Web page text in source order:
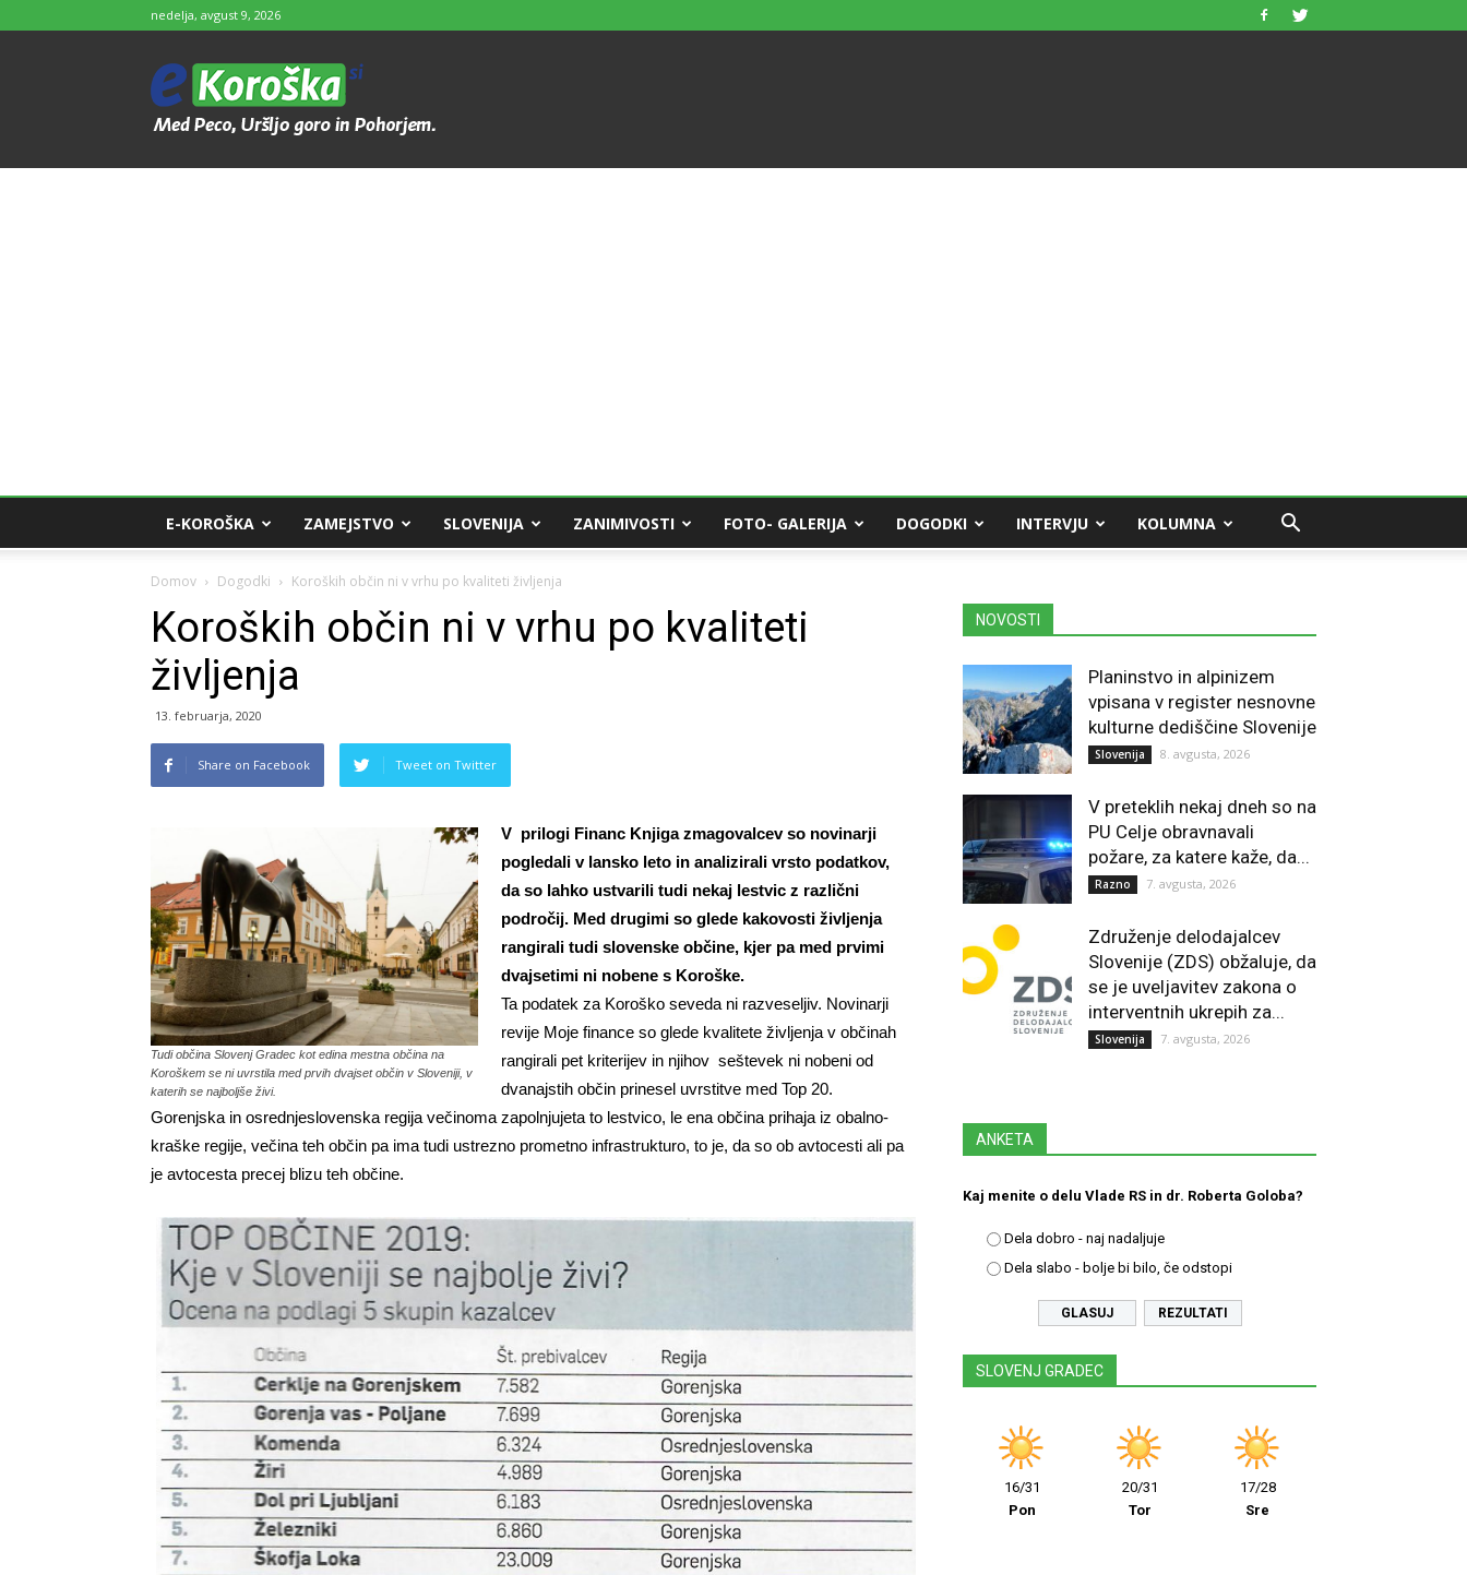
nedelja, avgust 9, 2026
e-
Koroška
E-KOROŠKA ZAMEJSTVO SLOVENIJA ZANIMIVOSTI FOTO- GALERIJA DOGODKI INTERVJU KOLUMNA
Domov Dogodki Koroških občin ni v vrhu po kvaliteti življenja
Koroških občin ni v vrhu po kvaliteti
življenja
13. februarja, 2020
Share on Facebook Tweet on Twitter
Tudi občina Slovenj Gradec kot edina mestna občina na
Koroškem se ni uvrstila med prvih dvajset občin v Sloveniji, v
katerih se najboljše živi.
V prilogi Financ Knjiga zmagovalcev so novinarji
pogledali v lansko leto in analizirali vrsto podatkov,
da so lahko ustvarili tudi nekaj lestvic z različni
področij. Med drugimi so glede kakovosti življenja
rangirali tudi slovenske občine, kjer pa med prvimi
dvajsetimi ni nobene s Koroške.
Ta podatek za Koroško seveda ni razveseljiv. Novinarji
revije Moje finance so glede kvalitete življenja v občinah
rangirali pet kriterijev in njihov seštevek ni nobeni od
dvanajstih občin prinesel uvrstitve med Top 20.
Gorenjska in osrednjeslovenska regija večinoma zapolnjujeta to lestvico, le ena občina prihaja iz obalno-
kraške regije, večina teh občin pa ima tudi ustrezno prometno infrastrukturo, to je, da so ob avtocesti ali pa
je avtocesta precej blizu teh občine.
NOVOSTI
Planinstvo in alpinizem
vpisana v register nesnovne
kulturne dediščine Slovenije
Slovenija 8. avgusta, 2026
V preteklih nekaj dneh so na
PU Celje obravnavali
požare, za katere kaže, da...
Razno 7. avgusta, 2026
Združenje delodajalcev
Slovenije (ZDS) obžaluje, da
se je uveljavitev zakona o
interventnih ukrepih za...
Slovenija 7. avgusta, 2026
ANKETA
Kaj menite o delu Vlade RS in dr. Roberta Goloba?
Dela dobro - naj nadaljuje
Dela slabo - bolje bi bilo, če odstopi
REZULTATI
SLOVENJ GRADEC
16/31
Pon
20/31
Tor
17/28
Sre